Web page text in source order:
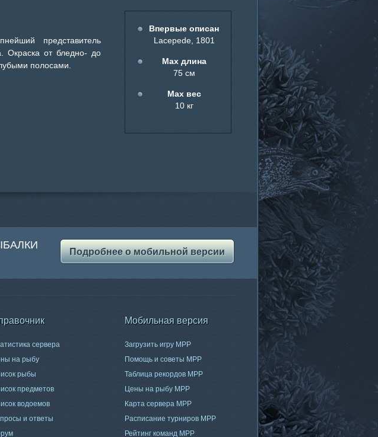
Впервые описан
Lacеpеde, 1801
Мах длина
75 см
Мах вес
10 кг
представитель
Окраска от бледно- до
полосами.
Подробнее о мобильной версии
сервера
на рыбу
рыбы
предметов
водоемов
и ответы
Мобильная версия
Загрузить игру МРР
Помощь и советы МРР
Таблица рекордов МРР
Цены на рыбу МРР
Карта сервера МРР
Расписание турниров МРР
Рейтинг команд МРР